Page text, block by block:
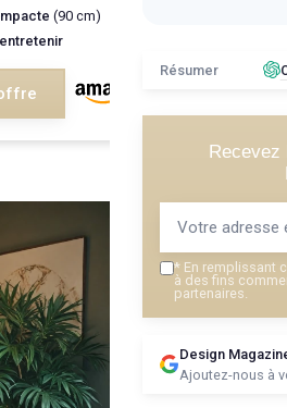
(90 cm)
entretenir
Résumer
Recevez
* En remplissant
à des fins
partenaires.
Design
Ajoutez-nous à